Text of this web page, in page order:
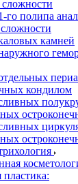
сложности
го полипа
камней
кондилом